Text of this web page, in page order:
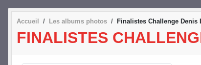
Accueil Les albums photos Finalistes Challenge Denis
FINALISTES